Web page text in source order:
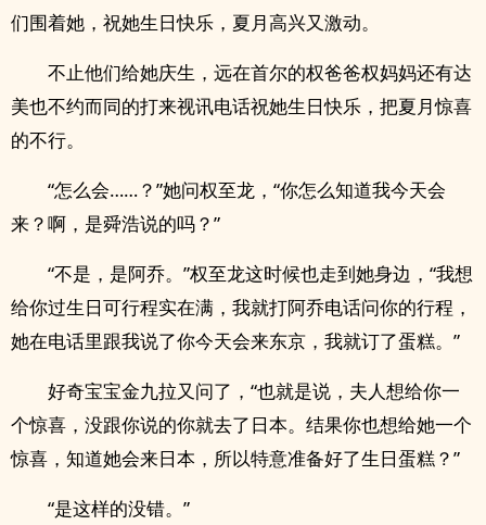
们围着她，祝她生日快乐，夏月高兴又激动。
不止他们给她庆生，远在首尔的权爸爸权妈妈还有达
美也不约而同的打来视讯电话祝她生日快乐，把夏月惊喜
的不行。
“怎么会……？”她问权至龙，“你怎么知道我今天会
来？啊，是舜浩说的吗？”
“不是，是阿乔。”权至龙这时候也走到她身边，“我想
给你过生日可行程实在满，我就打阿乔电话问你的行程，
她在电话里跟我说了你今天会来东京，我就订了蛋糕。”
好奇宝宝金九拉又问了，“也就是说，夫人想给你一
个惊喜，没跟你说的你就去了日本。结果你也想给她一个
惊喜，知道她会来日本，所以特意准备好了生日蛋糕？”
“是这样的没错。”